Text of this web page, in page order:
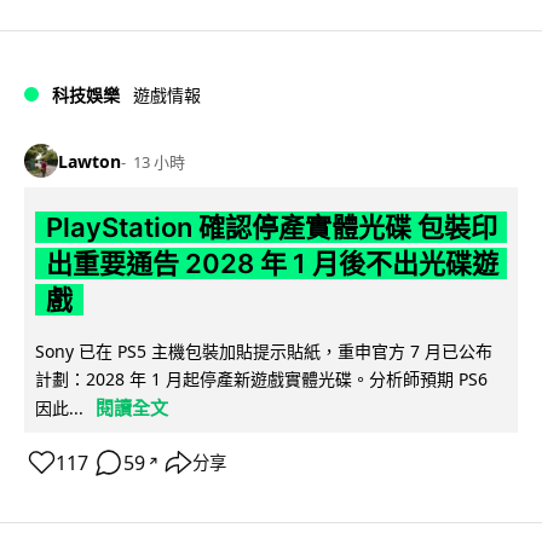
科技娛樂 遊戲情報
Lawton 13 小時
PlayStation 確認停產實體光碟 包裝印
出重要通告 2028 年 1 月後不出光碟遊
戲
Sony 已在 PS5 主機包裝加貼提示貼紙，重申官方 7 月已公布
計劃：2028 年 1 月起停產新遊戲實體光碟。分析師預期 PS6
因此...
閱讀全文
117 59 ↗ 分享